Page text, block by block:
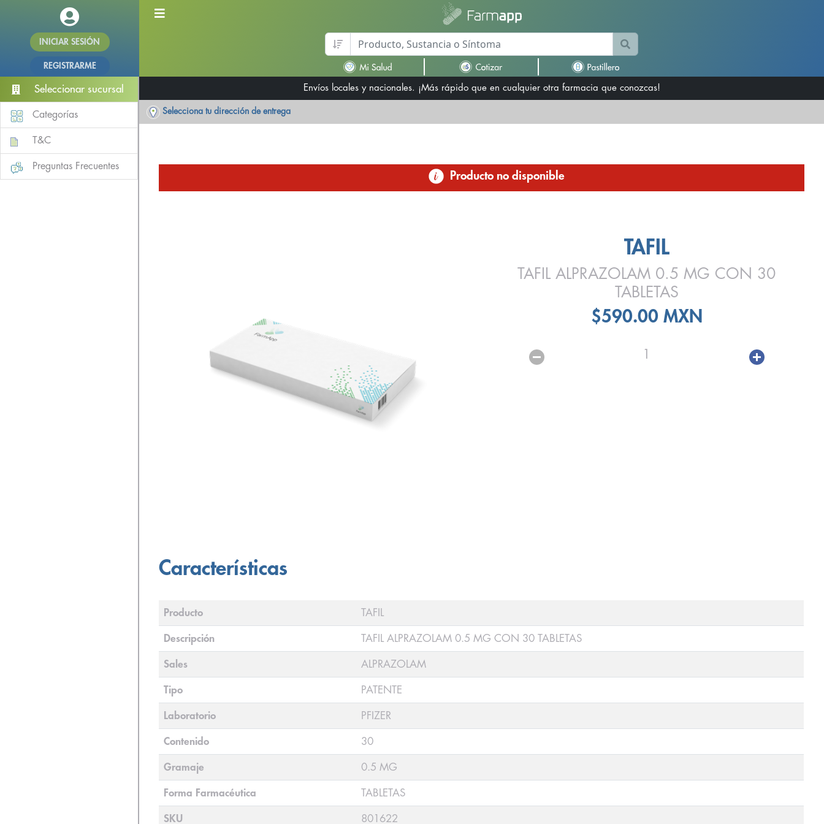
INICIAR SESIÓN
REGISTRARME
Seleccionar sucursal
Categorías
T&C
Preguntas Frecuentes
Envíos locales y nacionales. ¡Más rápido que en cualquier otra farmacia que conozcas!
Selecciona tu dirección de entrega
Producto no disponible
TAFIL
TAFIL ALPRAZOLAM 0.5 MG CON 30
TABLETAS
$590.00 MXN
1
Características
Producto TAFIL
Descripción TAFIL ALPRAZOLAM 0.5 MG CON 30 TABLETAS
Sales ALPRAZOLAM
Tipo PATENTE
Laboratorio PFIZER
Contenido 30
Gramaje 0.5 MG
Forma Farmacéutica TABLETAS
SKU 801622